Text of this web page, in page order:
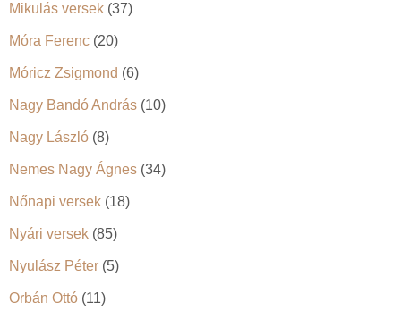
Mikulás versek (37)
Móra Ferenc (20)
Móricz Zsigmond (6)
Nagy Bandó András (10)
Nagy László (8)
Nemes Nagy Ágnes (34)
Nőnapi versek (18)
Nyári versek (85)
Nyulász Péter (5)
Orbán Ottó (11)